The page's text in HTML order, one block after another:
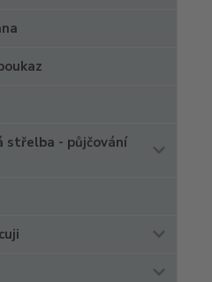
střelba - půjčování